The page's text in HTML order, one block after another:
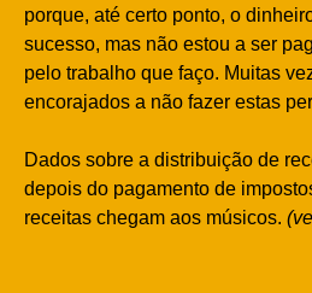
porque, até certo ponto, o
sucesso, mas não estou a ser
pelo trabalho que faço. Muitas
encorajados a não fazer estas
Dados sobre a distribuição de
depois do pagamento de
receitas chegam aos músicos.